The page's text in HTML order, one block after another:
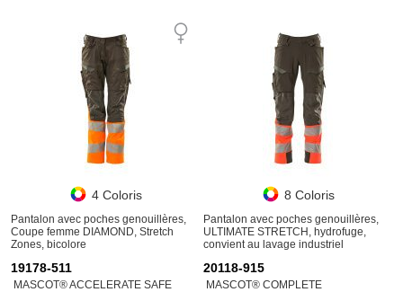
4 Coloris
Pantalon avec poches genouillères,
Coupe femme DIAMOND, Stretch
Zones, bicolore
8 Coloris
Pantalon avec poches genouillères,
ULTIMATE STRETCH, hydrofuge,
convient au lavage industriel
19178-511
MASCOT® ACCELERATE SAFE
20118-915
MASCOT® COMPLETE